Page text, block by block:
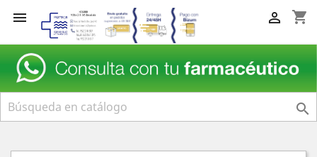
 shopping_cart

